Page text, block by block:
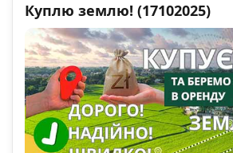
Куплю землю! (17102025)